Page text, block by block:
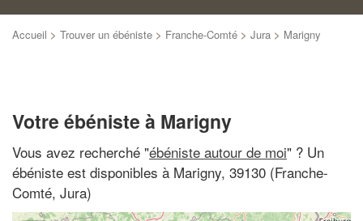
Accueil > Trouver un ébéniste > Franche-Comté > Jura > Marigny
Votre ébéniste à Marigny
Vous avez recherché "ébéniste autour de moi" ? Un
ébéniste est disponibles à Marigny, 39130 (Franche-
Comté, Jura)